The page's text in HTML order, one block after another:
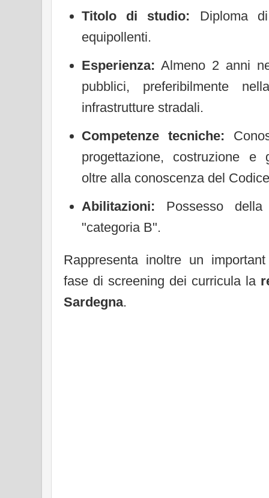
Titolo di studio: Diploma
equipollenti.
Esperienza: Almeno 2 anni
pubblici, preferibilmente
infrastrutture stradali.
Competenze tecniche:
progettazione, costruzione e
oltre alla conoscenza del
Abilitazioni: Possesso
"categoria B".
Rappresenta inoltre un
fase di screening dei curricula la
Sardegna.